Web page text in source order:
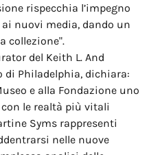
rispecchia l’impegno
nuovi media, dando un
collezione".
del Keith L. And
di Philadelphia, dichiara:
e alla Fondazione uno
le realtà più vitali
Syms rappresenti
nelle nuove